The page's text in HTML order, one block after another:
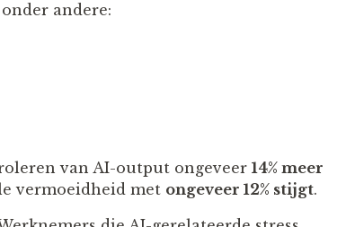
andere:
van AI-output ongeveer 14% meer
vermoeidheid met ongeveer 12% stijgt.